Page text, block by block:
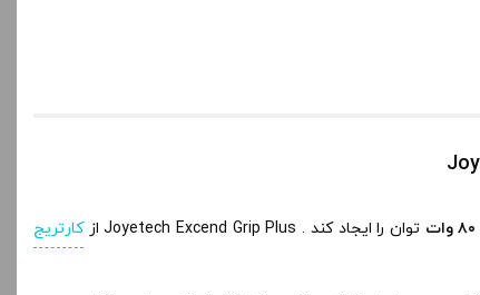
توان را ایجاد کند . Joyetech Excend Grip Plus از
کارتریج